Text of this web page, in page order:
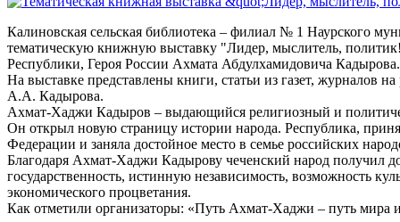
Калиновская сельская библиотека – филиал № 1 Наурского
тематическую книжную выставку "Лидер, мыслитель,
Республики, Героя России Ахмата Абдулхамидовича Кадырова.
На выставке представлены книги, статьи из газет, журналов
А.А. Кадырова.
Ахмат-Хаджи Кадыров – выдающийся религиозный и
Он открыл новую страницу истории народа. Республика,
Федерации и заняла достойное место в семье российских
Благодаря Ахмат-Хаджи Кадырову чеченский народ получил
государственность, истинную независимость, возможность
экономического процветания.
Как отметили организаторы: «Путь Ахмат-Хаджи – путь мира